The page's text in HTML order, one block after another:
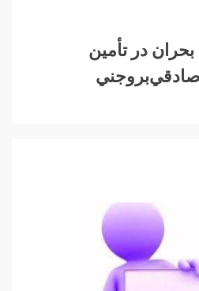
در تأمين